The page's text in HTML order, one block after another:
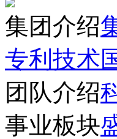
集团介绍
专利技术
团队介绍
事业板块